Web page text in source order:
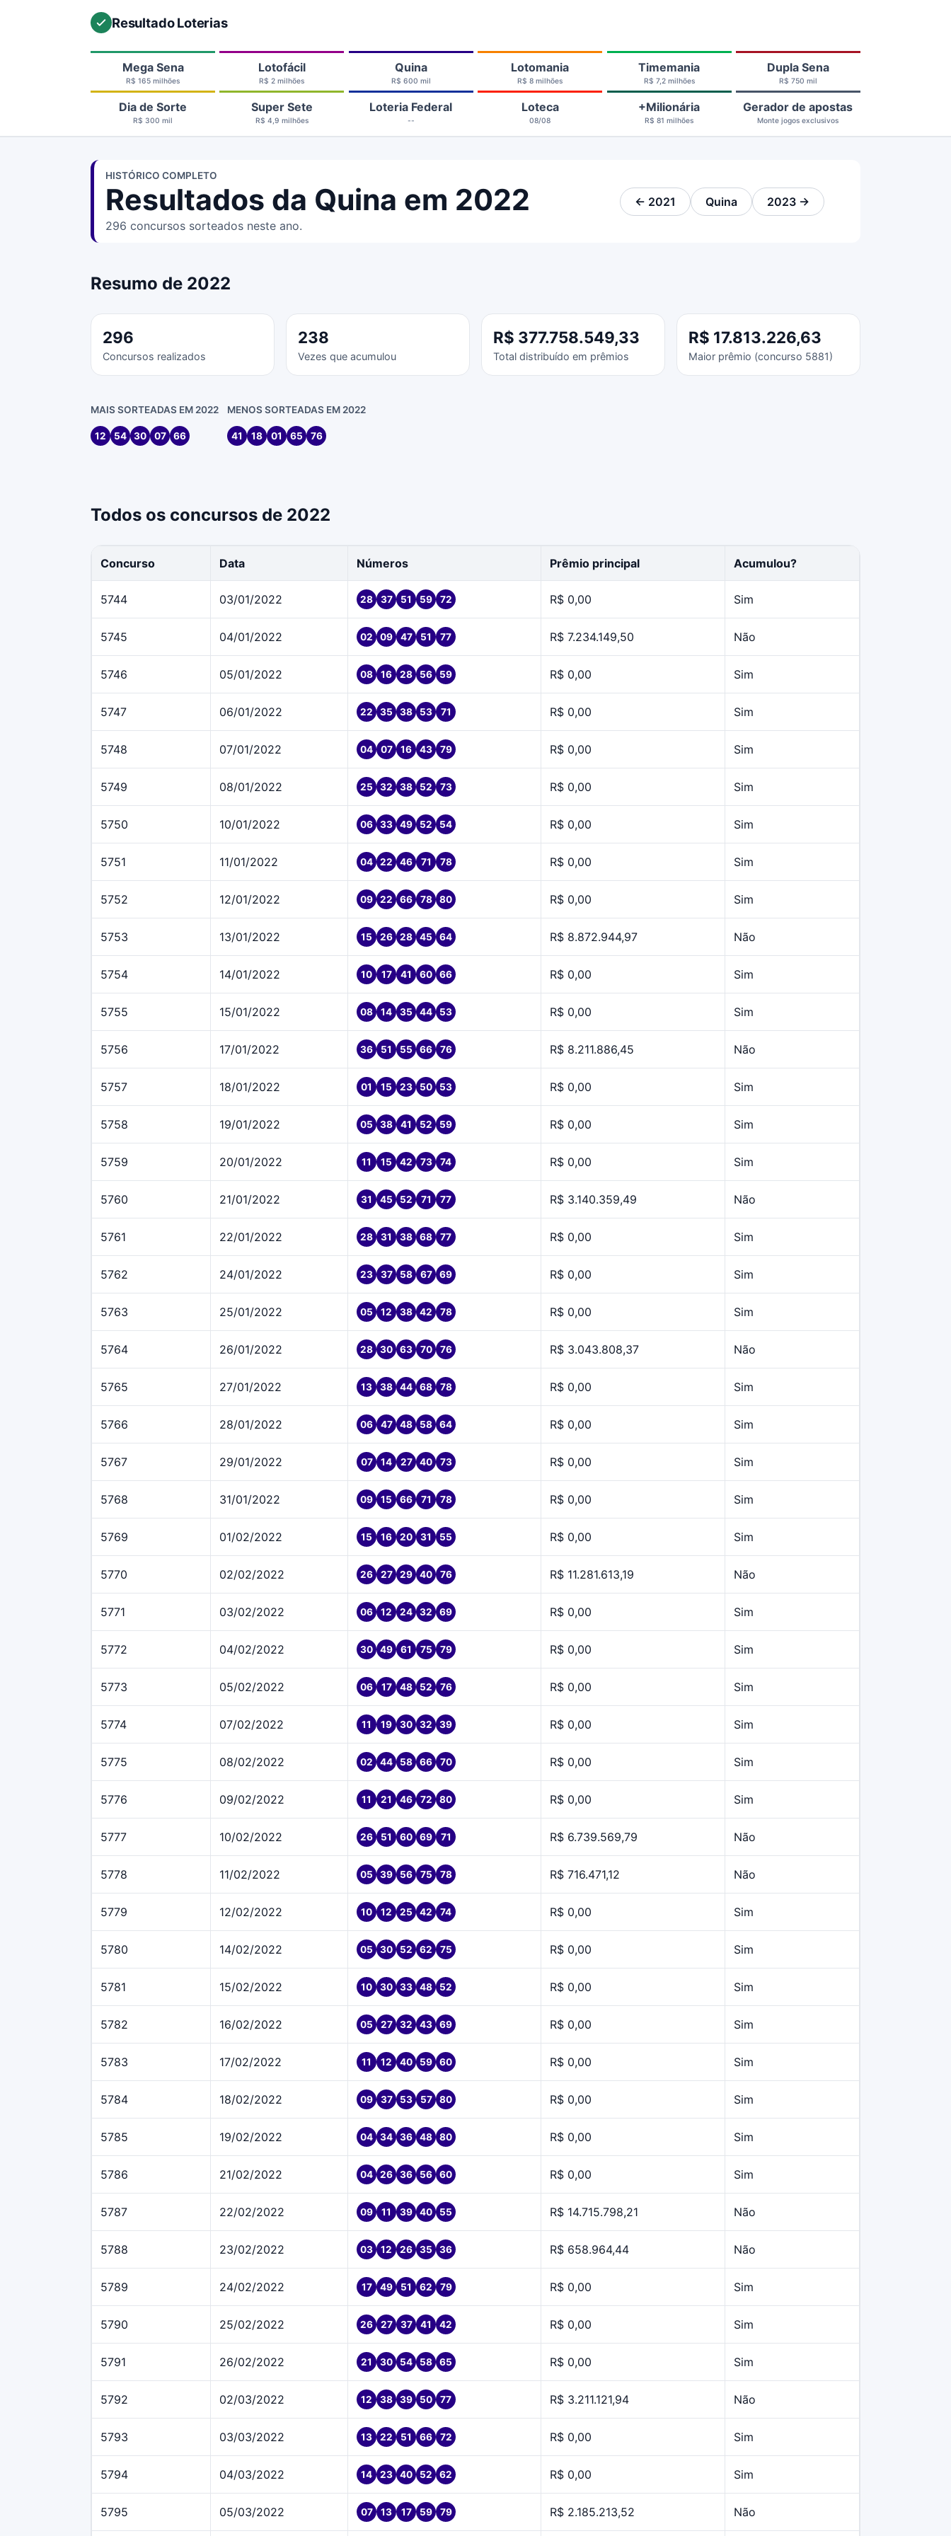
Resultado Loterias
Mega Sena
R$ 165 milhões
Lotofácil
R$ 2 milhões
Quina
R$ 600 mil
Lotomania
R$ 8 milhões
Timemania
R$ 7,2 milhões
Dupla Sena
R$ 750 mil
Dia de Sorte
R$ 300 mil
Super Sete
R$ 4,9 milhões
Loteria Federal
--
Loteca
08/08
+Milionária
R$ 81 milhões
Gerador de apostas
Monte jogos exclusivos
HISTÓRICO COMPLETO
Resultados da Quina em 2022
296 concursos sorteados neste ano.
← 2021 Quina 2023 →
Resumo de 2022
296
Concursos realizados
238
Vezes que acumulou
R$ 377.758.549,33
Total distribuído em prêmios
R$ 17.813.226,63
Maior prêmio (concurso 5881)
MAIS SORTEADAS EM 2022
12 54 30 07 66
MENOS SORTEADAS EM 2022
41 18 01 65 76
Todos os concursos de 2022
Concurso Data Números Prêmio principal Acumulou?
5744 03/01/2022 28 37 51 59 72 R$ 0,00 Sim
5745 04/01/2022 02 09 47 51 77 R$ 7.234.149,50 Não
5746 05/01/2022 08 16 28 56 59 R$ 0,00 Sim
5747 06/01/2022 22 35 38 53 71 R$ 0,00 Sim
5748 07/01/2022 04 07 16 43 79 R$ 0,00 Sim
5749 08/01/2022 25 32 38 52 73 R$ 0,00 Sim
5750 10/01/2022 06 33 49 52 54 R$ 0,00 Sim
5751 11/01/2022 04 22 46 71 78 R$ 0,00 Sim
5752 12/01/2022 09 22 66 78 80 R$ 0,00 Sim
5753 13/01/2022 15 26 28 45 64 R$ 8.872.944,97 Não
5754 14/01/2022 10 17 41 60 66 R$ 0,00 Sim
5755 15/01/2022 08 14 35 44 53 R$ 0,00 Sim
5756 17/01/2022 36 51 55 66 76 R$ 8.211.886,45 Não
5757 18/01/2022 01 15 23 50 53 R$ 0,00 Sim
5758 19/01/2022 05 38 41 52 59 R$ 0,00 Sim
5759 20/01/2022 11 15 42 73 74 R$ 0,00 Sim
5760 21/01/2022 31 45 52 71 77 R$ 3.140.359,49 Não
5761 22/01/2022 28 31 38 68 77 R$ 0,00 Sim
5762 24/01/2022 23 37 58 67 69 R$ 0,00 Sim
5763 25/01/2022 05 12 38 42 78 R$ 0,00 Sim
5764 26/01/2022 28 30 63 70 76 R$ 3.043.808,37 Não
5765 27/01/2022 13 38 44 68 78 R$ 0,00 Sim
5766 28/01/2022 06 47 48 58 64 R$ 0,00 Sim
5767 29/01/2022 07 14 27 40 73 R$ 0,00 Sim
5768 31/01/2022 09 15 66 71 78 R$ 0,00 Sim
5769 01/02/2022 15 16 20 31 55 R$ 0,00 Sim
5770 02/02/2022 26 27 29 40 76 R$ 11.281.613,19 Não
5771 03/02/2022 06 12 24 32 69 R$ 0,00 Sim
5772 04/02/2022 30 49 61 75 79 R$ 0,00 Sim
5773 05/02/2022 06 17 48 52 76 R$ 0,00 Sim
5774 07/02/2022 11 19 30 32 39 R$ 0,00 Sim
5775 08/02/2022 02 44 58 66 70 R$ 0,00 Sim
5776 09/02/2022 11 21 46 72 80 R$ 0,00 Sim
5777 10/02/2022 26 51 60 69 71 R$ 6.739.569,79 Não
5778 11/02/2022 05 39 56 75 78 R$ 716.471,12 Não
5779 12/02/2022 10 12 25 42 74 R$ 0,00 Sim
5780 14/02/2022 05 30 52 62 75 R$ 0,00 Sim
5781 15/02/2022 10 30 33 48 52 R$ 0,00 Sim
5782 16/02/2022 05 27 32 43 69 R$ 0,00 Sim
5783 17/02/2022 11 12 40 59 60 R$ 0,00 Sim
5784 18/02/2022 09 37 53 57 80 R$ 0,00 Sim
5785 19/02/2022 04 34 36 48 80 R$ 0,00 Sim
5786 21/02/2022 04 26 36 56 60 R$ 0,00 Sim
5787 22/02/2022 09 11 39 40 55 R$ 14.715.798,21 Não
5788 23/02/2022 03 12 26 35 36 R$ 658.964,44 Não
5789 24/02/2022 17 49 51 62 79 R$ 0,00 Sim
5790 25/02/2022 26 27 37 41 42 R$ 0,00 Sim
5791 26/02/2022 21 30 54 58 65 R$ 0,00 Sim
5792 02/03/2022 12 38 39 50 77 R$ 3.211.121,94 Não
5793 03/03/2022 13 22 51 66 72 R$ 0,00 Sim
5794 04/03/2022 14 23 40 52 62 R$ 0,00 Sim
5795 05/03/2022 07 13 17 59 79 R$ 2.185.213,52 Não